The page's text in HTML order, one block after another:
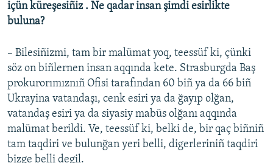
içün küreşesiñiz . Ne qadar insan şimdi esirlikte
buluna?
– Bilesiñizmi, tam bir malümat yoq, teessüf ki, çünki
söz on biñlernen insan aqqında kete. Strasburgda Baş
prokurorımıznıñ Ofisi tarafından 60 biñ ya da 66 biñ
Ukrayina vatandaşı, cenk esiri ya da ğayıp olğan,
vatandaş esiri ya da siyasiy mabüs olğanı aqqında
malümat berildi. Ve, teessüf ki, belki de, bir qaç biñniñ
tam taqdiri ve bulunğan yeri belli, digerleriniñ taqdiri
bizge belli degil.